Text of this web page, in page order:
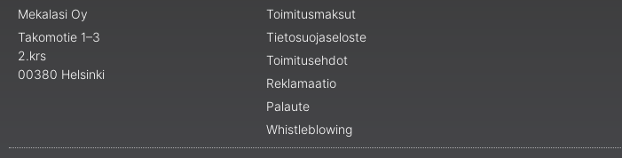
Mekalasi Oy
Takomotie 1–3
2.krs
00380 Helsinki
Toimitusmaksut
Tietosuojaseloste
Toimitusehdot
Reklamaatio
Palaute
Whistleblowing